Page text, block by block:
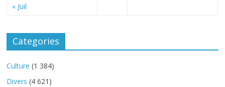
« Juil
Categories
Culture (1 384)
Divers (4 621)